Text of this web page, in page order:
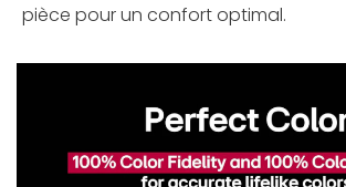
pièce pour un confort optimal.